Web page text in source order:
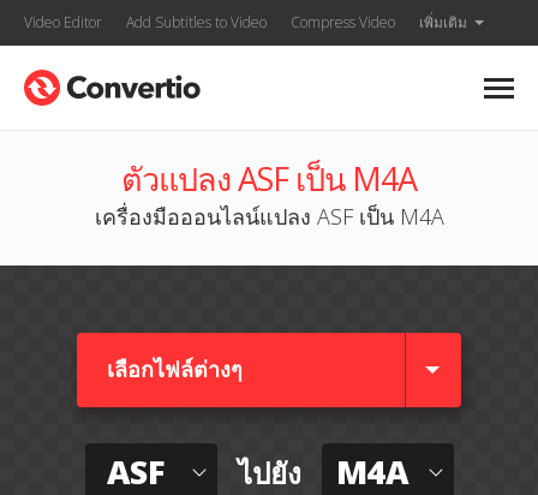
Video Editor Add Subtitles to Video Compress Video เพิ่มเติม
ตัวแปลง ASF เป็น M4A
เครื่องมือออนไลน์แปลง ASF เป็น M4A
เลือกไฟล์ต่างๆ​
ASF ไปยัง M4A